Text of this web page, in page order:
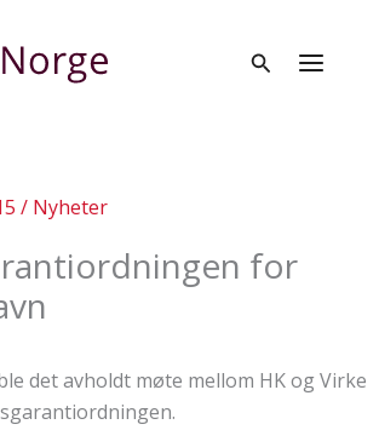
/ Nyheter
for
det avholdt møte mellom HK og Virke